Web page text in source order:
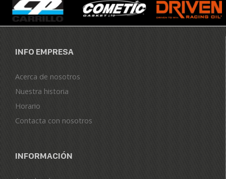
INFO EMPRESA
Acerca de nosotros
Nuestra historia
Horario
Contacta con nosotros
INFORMACIÓN